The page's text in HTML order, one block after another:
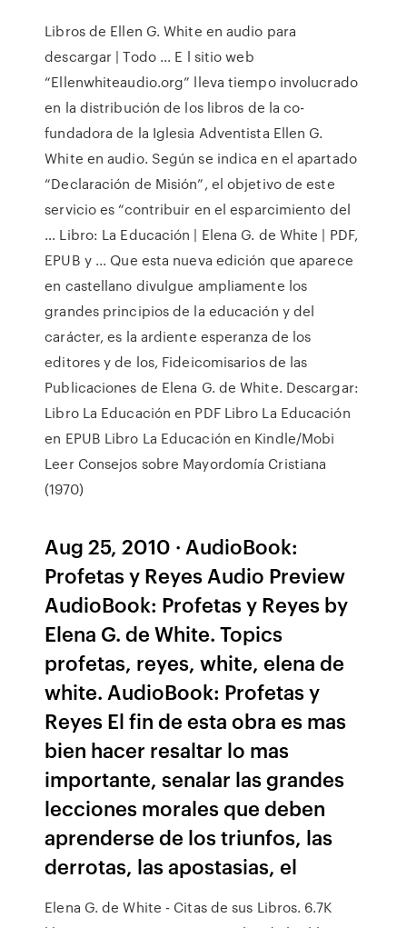
Libros de Ellen G. White en audio para
descargar | Todo ... E l sitio web
“Ellenwhiteaudio.org” lleva tiempo involucrado
en la distribución de los libros de la co-
fundadora de la Iglesia Adventista Ellen G.
White en audio. Según se indica en el apartado
“Declaración de Misión”, el objetivo de este
servicio es “contribuir en el esparcimiento del
… Libro: La Educación | Elena G. de White | PDF,
EPUB y ... Que esta nueva edición que aparece
en castellano divulgue ampliamente los
grandes principios de la educación y del
carácter, es la ardiente esperanza de los
editores y de los, Fideicomisarios de las
Publicaciones de Elena G. de White. Descargar:
Libro La Educación en PDF Libro La Educación
en EPUB Libro La Educación en Kindle/Mobi
Leer Consejos sobre Mayordomía Cristiana
(1970)
Aug 25, 2010 · AudioBook:
Profetas y Reyes Audio Preview
AudioBook: Profetas y Reyes by
Elena G. de White. Topics
profetas, reyes, white, elena de
white. AudioBook: Profetas y
Reyes El fin de esta obra es mas
bien hacer resaltar lo mas
importante, senalar las grandes
lecciones morales que deben
aprenderse de los triunfos, las
derrotas, las apostasias, el
Elena G. de White - Citas de sus Libros. 6.7K